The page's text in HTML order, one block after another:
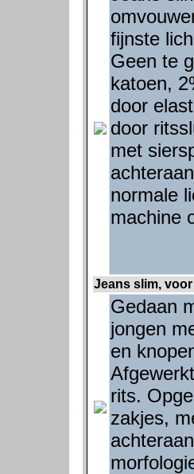
fijnste
Geen te
katoen,
door
door
met
normale
machine
Jeans slim,
Gedaan
jongen
en
rits.
zakjes,